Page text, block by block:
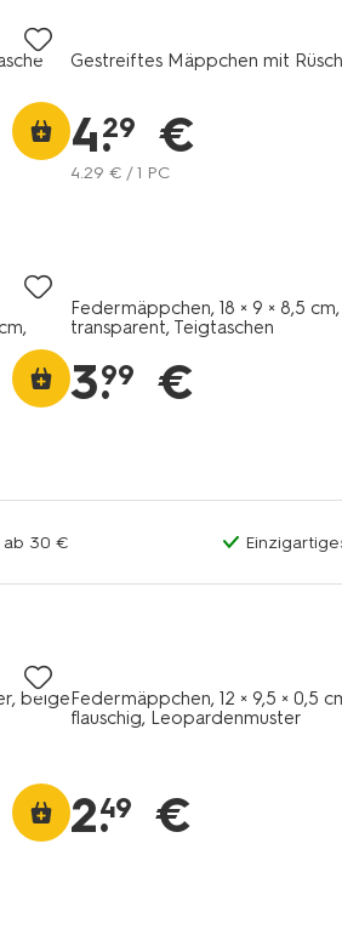
Gestreiftes Mäppchen mit
4.
29 €
4.29 € / 1 PC
Federmäppchen, 18 × 9 × 8,5 cm,
transparent, Teigtaschen
3.
99 €
ab 30 €
beigeFedermäppchen, 12 × 9,5 × 0,5
flauschig, Leopardenmuster
2.
49 €